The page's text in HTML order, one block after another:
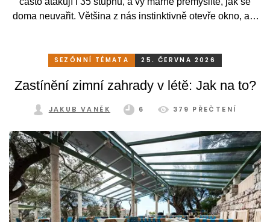
doma neuvařit. Většina z nás instinktivně otevře okno, ale
ventilátor, zjistíte, že situace se příliš nemění. Tak vás
klimatizace.
SEZÓNNÍ TÉMATA 25. ČERVNA 2026
Zastínění zimní zahrady v létě: Jak na to?
JAKUB VANĚK 6 379 PŘEČTENÍ